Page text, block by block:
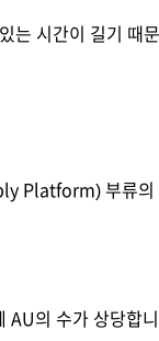
는 시간이 길기
Platform) 부류의
AU의 수가 상당합